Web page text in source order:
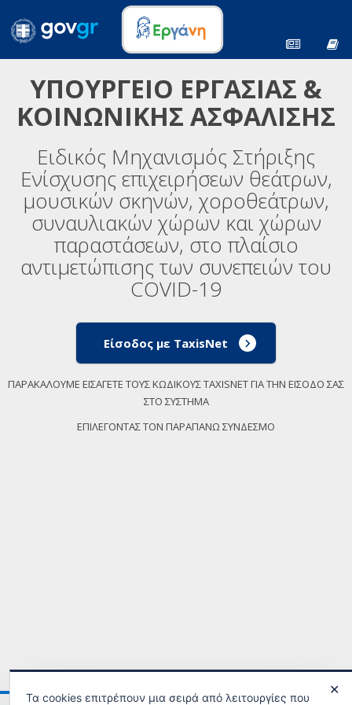
ΥΠΟΥΡΓΕΙΟ ΕΡΓΑΣΙΑΣ &
ΚΟΙΝΩΝΙΚΗΣ ΑΣΦΑΛΙΣΗΣ
Ειδικός Μηχανισμός Στήριξης
Ενίσχυσης επιχειρήσεων θεάτρων,
μουσικών σκηνών, χοροθεάτρων,
συναυλιακών χώρων και χώρων
παραστάσεων, στο πλαίσιο
αντιμετώπισης των συνεπειών του
COVID-19
Είσοδος με TaxisNet
ΠΑΡΑΚΑΛΟΥΜΕ ΕΙΣΑΓΕΤΕ ΤΟΥΣ ΚΩΔΙΚΟΥΣ TAXISNET ΓΙΑ ΤΗΝ ΕΙΣΟΔΟ ΣΑΣ
ΣΤΟ ΣΥΣΤΗΜΑ
ΕΠΙΛΕΓΟΝΤΑΣ ΤΟΝ ΠΑΡΑΠΑΝΩ ΣΥΝΔΕΣΜΟ
✕
Τα cookies επιτρέπουν μια σειρά από λειτουργίες που